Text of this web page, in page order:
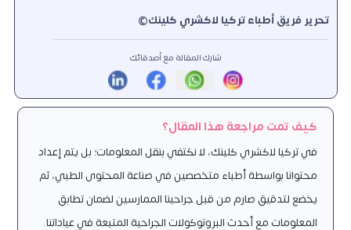
تحرير فريق أطباء تركيا لاكشري كلينك©
شارك المقالة مع أصدقائك
كيف تمت مراجعة هذا المقال؟
في تركيا لاكشري كلينك، لا نكتفي بنقل المعلومات؛ بل يتم إعداد
محتوانا بواسطة أطباء متخصصين في صناعة المحتوى الطبي، ثم
يخضع لتدقيق صارم من قبل جراحينا الممارسين لضمان تطابق
المعلومات مع أحدث البروتوكولات الجراحية المتبعة في عياداتنا.